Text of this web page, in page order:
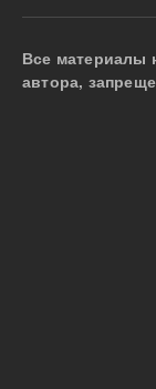
Все материалы
автора,